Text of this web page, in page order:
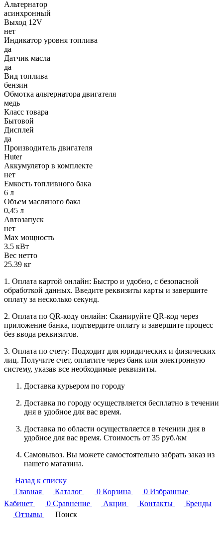
Альтернатор
асинхронный
Выход 12V
нет
Индикатор уровня топлива
да
Датчик масла
да
Вид топлива
бензин
Обмотка альтернатора двигателя
медь
Класс товара
Бытовой
Дисплей
да
Производитель двигателя
Huter
Аккумулятор в комплекте
нет
Емкость топливного бака
6 л
Объем масляного бака
0,45 л
Автозапуск
нет
Max мощность
3.5 кВт
Вес нетто
25.39 кг
1. Оплата картой онлайн: Быстро и удобно, с безопасной
обработкой данных. Введите реквизиты карты и завершите
оплату за несколько секунд.
2. Оплата по QR-коду онлайн: Сканируйте QR-код через
приложение банка, подтвердите оплату и завершите процесс
без ввода реквизитов.
3. Оплата по счету: Подходит для юридических и физических
лиц. Получите счет, оплатите через банк или электронную
систему, указав все необходимые реквизиты.
Доставка курьером по городу
Доставка по городу осуществляется бесплатно в течении
дня в удобное для вас время.
Доставка по области осуществляется в течении дня в
удобное для вас время. Стоимость от 35 руб./км
Самовывоз. Вы можете самостоятельно забрать заказ из
нашего магазина.
Назад к списку
Главная
Каталог 0 Корзина 0 Избранные
Кабинет
0 Сравнение Акции Контакты
Бренды
Отзывы
Поиск